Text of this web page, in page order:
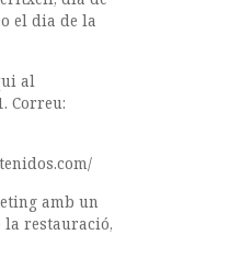
el dia de la
al
Correu:
amb un
la restauració,